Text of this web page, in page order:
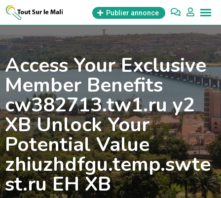
Aller
contenu
Publier annonce
Access Your Exclusive
Member Benefits
cw382713.tw1.ru y2
XB Unlock Your
Potential Value
zhiuzhdfgu.temp.swte
st.ru EH XB